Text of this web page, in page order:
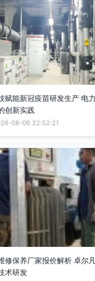
赋能新冠疫苗研发生产 电
创新实践
08-06 22:52:21
修保养厂家报价解析 卓尔
术研发